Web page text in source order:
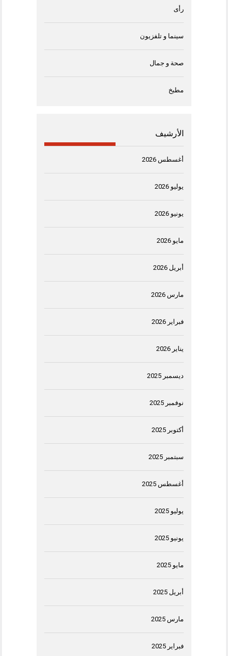
رأى
سينما و تلفزيون
صحة و جمال
مطبخ
الأرشيف
أغسطس 2026
يوليو 2026
يونيو 2026
مايو 2026
أبريل 2026
مارس 2026
فبراير 2026
يناير 2026
ديسمبر 2025
نوفمبر 2025
أكتوبر 2025
سبتمبر 2025
أغسطس 2025
يوليو 2025
يونيو 2025
مايو 2025
أبريل 2025
مارس 2025
فبراير 2025